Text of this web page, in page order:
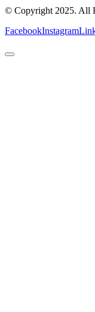
© Copyright 2025. All
FacebookInstagram